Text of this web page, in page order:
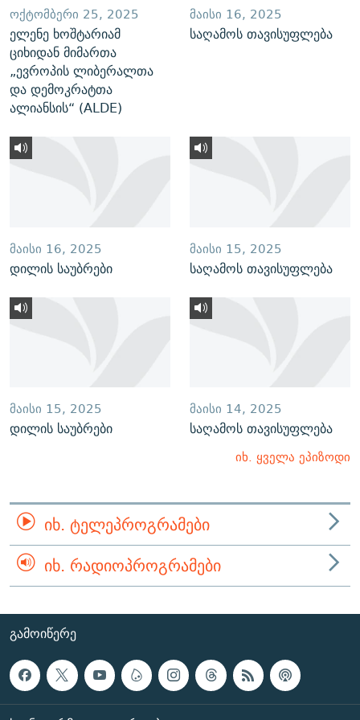
ᲝᲥᲢᲝᲛᲑᲔᲠᲘ 25, 2025
ელენე ხოშტარიამ
ციხიდან მიმართა
„ევროპის ლიბერალთა
და დემოკრატთა
ალიანსის“ (ALDE)
ᲛᲐᲘᲡᲘ 16, 2025
საღამოს თავისუფლება
ᲛᲐᲘᲡᲘ 16, 2025
დილის საუბრები
ᲛᲐᲘᲡᲘ 15, 2025
საღამოს თავისუფლება
ᲛᲐᲘᲡᲘ 15, 2025
დილის საუბრები
ᲛᲐᲘᲡᲘ 14, 2025
საღამოს თავისუფლება
იხ. ყველა ეპიზოდი
ᲘᲮ. ᲢᲔᲚᲔᲞᲠᲝᲒᲠᲐᲛᲔᲑᲘ
ᲘᲮ. ᲠᲐᲓᲘᲝᲞᲠᲝᲒᲠᲐᲛᲔᲑᲘ
ᲒᲐᲛᲝᲘᲬᲔᲠᲔ